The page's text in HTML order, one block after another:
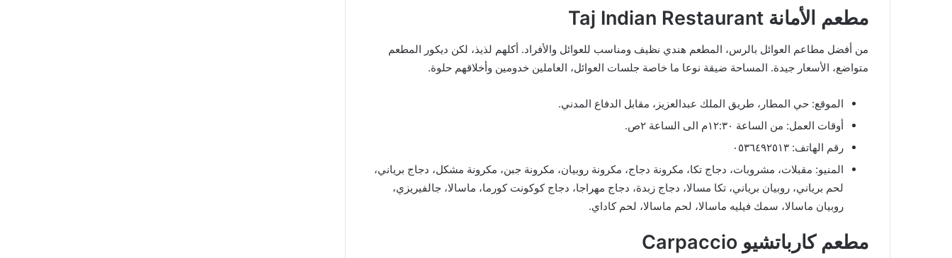
مطعم الأمانة Taj Indian Restaurant
من أفضل مطاعم العوائل بالرس، المطعم هندي نظيف ومناسب للعوائل والأفراد. أكلهم لذيذ، لكن ديكور المطعم
متواضع، الأسعار جيدة. المساحة ضيقة نوعا ما خاصة جلسات العوائل، العاملين خدومين وأخلاقهم حلوة.
الموقع: حي المطار، طريق الملك عبدالعزيز، مقابل الدفاع المدني.
أوقات العمل: من الساعة ١٢:٣٠م الى الساعة ٢ص.
رقم الهاتف: ٠٥٣٦٤٩٢٥١٣
المنيو: مقبلات، مشروبات، دجاج تكا، مكرونة دجاج، مكرونة روبيان، مكرونة جبن، مكرونة مشكل، دجاج برياني،
لحم برياني، روبيان برياني، تكا مسالا، دجاج زبدة، دجاج مهراجا، دجاج كوكونت كورما، ماسالا، جالفيريزي،
روبيان ماسالا، سمك فيليه ماسالا، لحم ماسالا، لحم كاداي.
مطعم كارباتشيو Carpaccio